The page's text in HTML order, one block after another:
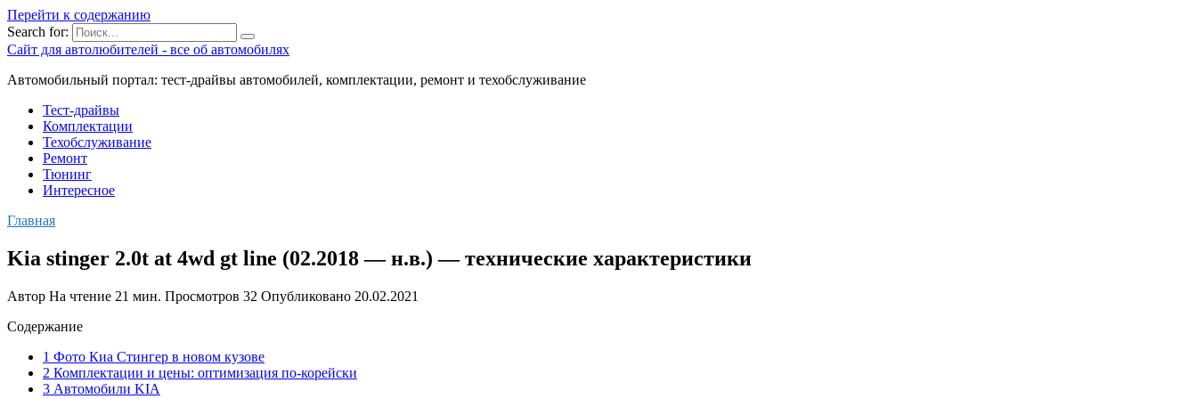
Перейти к содержанию
Search for:
Сайт для автолюбителей - все об автомобилях
Автомобильный портал: тест-драйвы автомобилей, комплектации, ремонт и техобслуживание
Тест-драйвы
Комплектации
Техобслуживание
Ремонт
Тюнинг
Интересное
Главная
Kia stinger 2.0t at 4wd gt line (02.2018 — н.в.) — технические характеристики
Автор На чтение 21 мин. Просмотров 32 Опубликовано 20.02.2021
Содержание
1 Фото Киа Стингер в новом кузове
2 Комплектации и цены: оптимизация по-корейски
3 Автомобили KIA